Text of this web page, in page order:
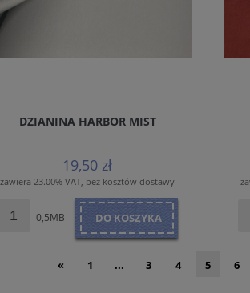
DZIANINA HARBOR MIST
19,50 zł
zawiera 23.00% VAT, bez kosztów dostawy
0,5MB DO KOSZYKA
« 1 ... 3 4 5 6